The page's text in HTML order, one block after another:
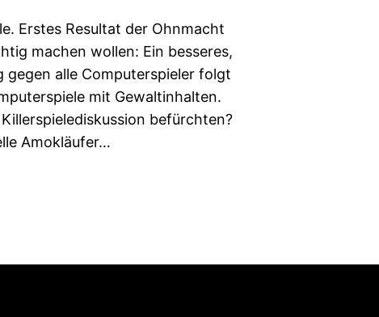
Erstes Resultat der Ohnmacht
machen wollen: Ein besseres,
alle Computerspieler folgt
mit Gewaltinhalten.
befürchten?
Amokläufer…